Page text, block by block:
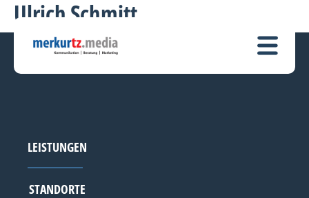
Ulrich Schmitt
LEISTUNGEN
STANDORTE